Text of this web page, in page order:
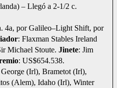
– Llegó a 2-1/2 c.
4a, por Galileo–Light Shift, por
: Flaxman Stables Ireland
Michael Stoute. Jinete: Jim
: US$654.538.
(Irl), Brametot (Irl),
(Alem), Idaho (Irl), Winter